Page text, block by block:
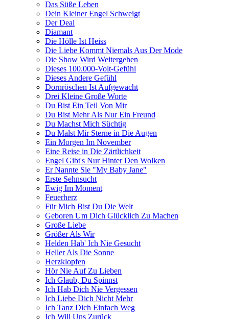
Das Süße Leben
Dein Kleiner Engel Schweigt
Der Deal
Diamant
Die Hölle Ist Heiss
Die Liebe Kommt Niemals Aus Der Mode
Die Show Wird Weitergehen
Dieses 100.000-Volt-Gefühl
Dieses Andere Gefühl
Dornröschen Ist Aufgewacht
Drei Kleine Große Worte
Du Bist Ein Teil Von Mir
Du Bist Mehr Als Nur Ein Freund
Du Machst Mich Süchtig
Du Malst Mir Sterne in Die Augen
Ein Morgen Im November
Eine Reise in Die Zärtlichkeit
Engel Gibt's Nur Hinter Den Wolken
Er Nannte Sie "My Baby Jane"
Erste Sehnsucht
Ewig Im Moment
Feuerherz
Für Mich Bist Du Die Welt
Geboren Um Dich Glücklich Zu Machen
Große Liebe
Größer Als Wir
Helden Hab' Ich Nie Gesucht
Heller Als Die Sonne
Herzklopfen
Hör Nie Auf Zu Lieben
Ich Glaub, Du Spinnst
Ich Hab Dich Nie Vergessen
Ich Liebe Dich Nicht Mehr
Ich Tanz Dich Einfach Weg
Ich Will Uns Zurück